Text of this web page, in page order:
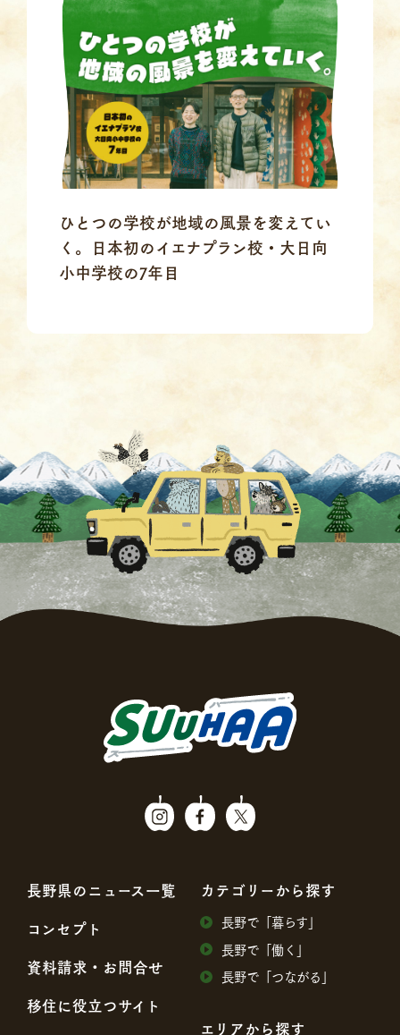
ひとつの学校が地域の風景を変えてい
く。日本初のイエナプラン校・大日向
小中学校の7年目
⻑野県のニュース⼀覧
コンセプト
資料請求・お問合せ
移住に役⽴つサイト
カテゴリーから探す
⻑野で「暮らす」
⻑野で「働く」
⻑野で「つながる」
エリアから探す